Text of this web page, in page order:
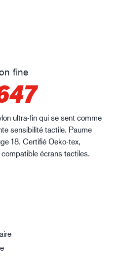
fine
ultra-fin qui se sent comme
sensibilité tactile. Paume
18. Certifié Oeko-tex,
écrans tactiles.